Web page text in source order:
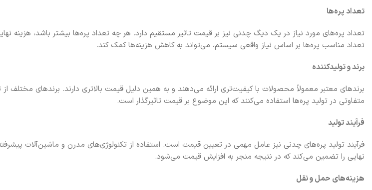
تعداد پره‌ها
تعداد پره‌های مورد نیاز در یک دیگ چدنی نیز بر قیمت تاثیر مستقیم دارد. هر چه تعداد پره‌ها بیشتر باشد، هزینه
تعداد مناسب پره‌ها بر اساس نیاز واقعی سیستم، می‌تواند به کاهش هزینه‌ها کمک کند.
برند و تولیدکننده
برندهای معتبر معمولاً محصولات با کیفیت‌تری ارائه می‌دهند و به همین دلیل قیمت بالاتری دارند. برندهای مختلف از
متفاوتی در تولید پره‌ها استفاده می‌کنند که این موضوع بر قیمت تاثیرگذار است.
فرآیند تولید
فرآیند تولید پره‌های چدنی نیز عامل مهمی در تعیین قیمت است. استفاده از تکنولوژی‌های مدرن و ماشین‌آلات
نهایی را تضمین می‌کند که در نتیجه منجر به افزایش قیمت می‌شود.
هزینه‌های حمل و نقل